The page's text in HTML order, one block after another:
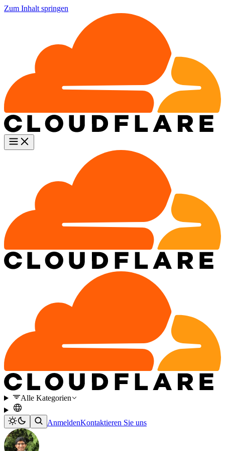
Zum Inhalt springen
Alle Kategorien
AnmeldenKontaktieren Sie uns